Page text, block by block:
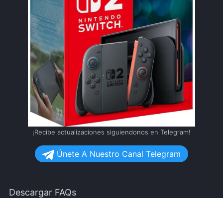
¡Recibe actualizaciones siguiendonos en Telegram!
Únete A Nuestro Canal Telegram
Descargar FAQs